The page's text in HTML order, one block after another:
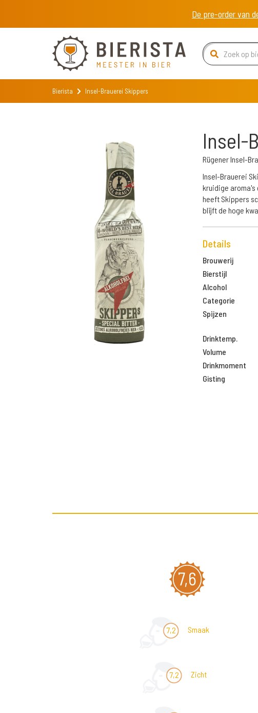
De pre-order van
Bierista Insel-Brauerei Skippers
Insel-
Rügener Insel-
Insel-Brauerei
kruidige aroma's
heeft Skippers
blijft de hoge
Details
Brouwerij
Bierstijl
Alcohol
Categorie
Spijzen
Drinktemp.
Volume
Drinkmoment
Gisting
7,6
7,2 Smaak
7,2 Zicht